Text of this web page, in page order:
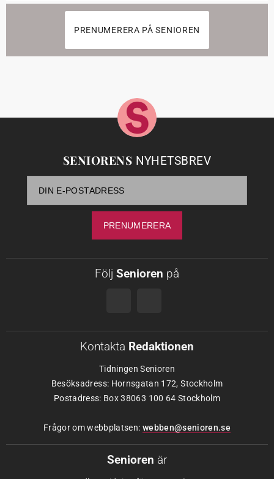
PRENUMERERA PÅ SENIOREN
SENIORENS NYHETSBREV
Följ Senioren på
Kontakta Redaktionen
Tidningen Senioren
Besöksadress: Hornsgatan 172, Stockholm
Postadress: Box 38063 100 64 Stockholm
Frågor om webbplatsen: webben@senioren.se
Senioren är